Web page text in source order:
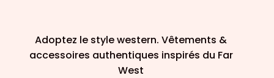
Adoptez le style western. Vêtements &
accessoires authentiques inspirés du Far
West